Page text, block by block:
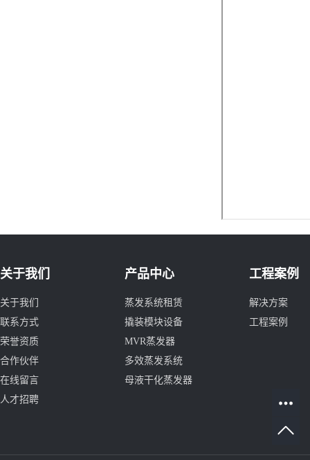
关于我们
关于我们
联系方式
荣誉资质
合作伙伴
在线留言
人才招聘
产品中心
蒸发系统租赁
撬装模块设备
MVR蒸发器
多效蒸发系统
母液干化蒸发器
工程案例
解决方案
工程案例